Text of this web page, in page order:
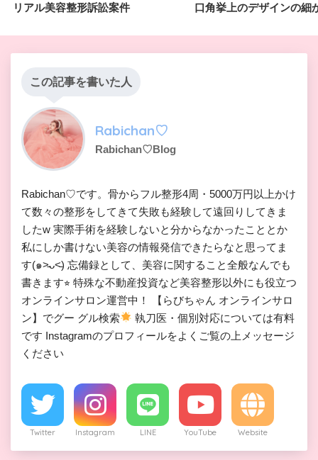
リアル美容整形訴訟案件 口角挙上のデザインの細
この記事を書いた人
Rabichan♡
Rabichan♡Blog
Rabichan♡です。骨からフル整形4周・5000万円以上かけ
て数々の整形をしてきて失敗も経験して遠回りしてきま
したw 実際手術を経験しないと分からなかったこととか
私にしか書けない美容の情報発信できたらなと思ってま
す(๑˃̵ᴗ˂̵) 忘備録として、美容に関すること全般なんでも
書きます⭐︎ 特殊な不動産投資など美容整形以外にも役立つ
オンラインサロン運営中！ 【らびちゃん オンラインサロ
ン】でグー グル検索
執刀医・個別対応については有料
です Instagramのプロフィールをよくご覧の上メッセージ
ください
Twitter Instagram LINE YouTube Website